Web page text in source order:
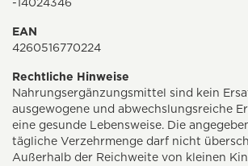
-14024346
EAN
4260516770224
Rechtliche Hinweise
Nahrungsergänzungsmittel sind kein
ausgewogene und abwechslungsreiche
eine gesunde Lebensweise. Die
tägliche Verzehrmenge darf nicht
Außerhalb der Reichweite von kleinen